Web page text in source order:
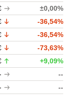
±0,00%
-36,54%
-36,54%
-73,63%
+9,09%
--
--